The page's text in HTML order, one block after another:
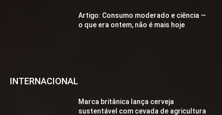
Artigo: Consumo moderado e ciência —
o que era ontem, não é mais hoje
INTERNACIONAL
Marca britânica lança cerveja
sustentável com cevada de agricultura